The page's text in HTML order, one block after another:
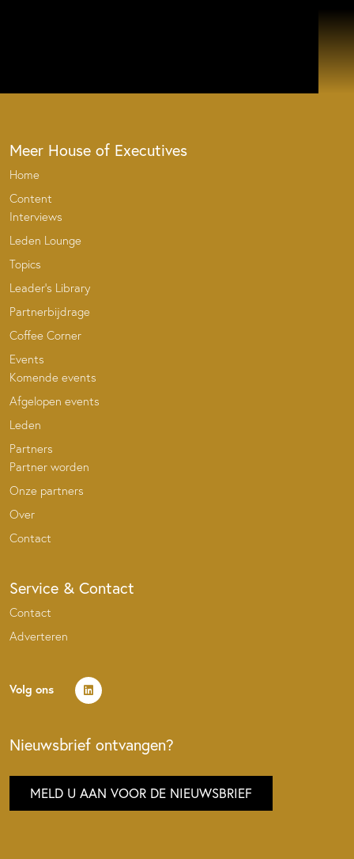
Meer House of Executives
Home
Content
Interviews
Leden Lounge
Topics
Leader’s Library
Partnerbijdrage
Coffee Corner
Events
Komende events
Afgelopen events
Leden
Partners
Partner worden
Onze partners
Over
Contact
Service & Contact
Contact
Adverteren
Volg ons
Nieuwsbrief ontvangen?
MELD U AAN VOOR DE NIEUWSBRIEF